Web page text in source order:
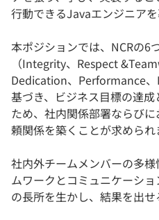
行動できるJavaエンジニアを
本ポジションでは、NCRの6
（Integrity、Respect
Dedication、Performance
基づき、ビジネス目標の達
ため、社内関係部署ならび
頼関係を築くことが求められ
社内外チームメンバーの多
ムワークとコミュニケーシ
の長所を生かし、結果を出せ